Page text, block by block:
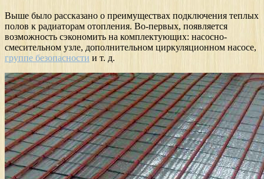
Выше было рассказано о преимуществах подключения теплых
полов к радиаторам отопления. Во-первых, появляется
возможность сэкономить на комплектующих: насосно-
смесительном узле, дополнительном циркуляционном насосе,
группе безопасности и т. д.